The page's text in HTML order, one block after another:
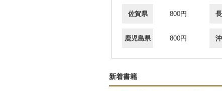
佐賀県 800円
鹿児島県 800円
新着書籍